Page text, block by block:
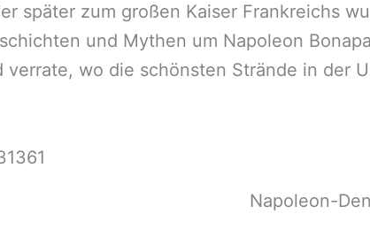
später zum großen Kaiser Frankreichs
und Mythen um Napoleon
verrate, wo die schönsten Strände in der
Napoleon-